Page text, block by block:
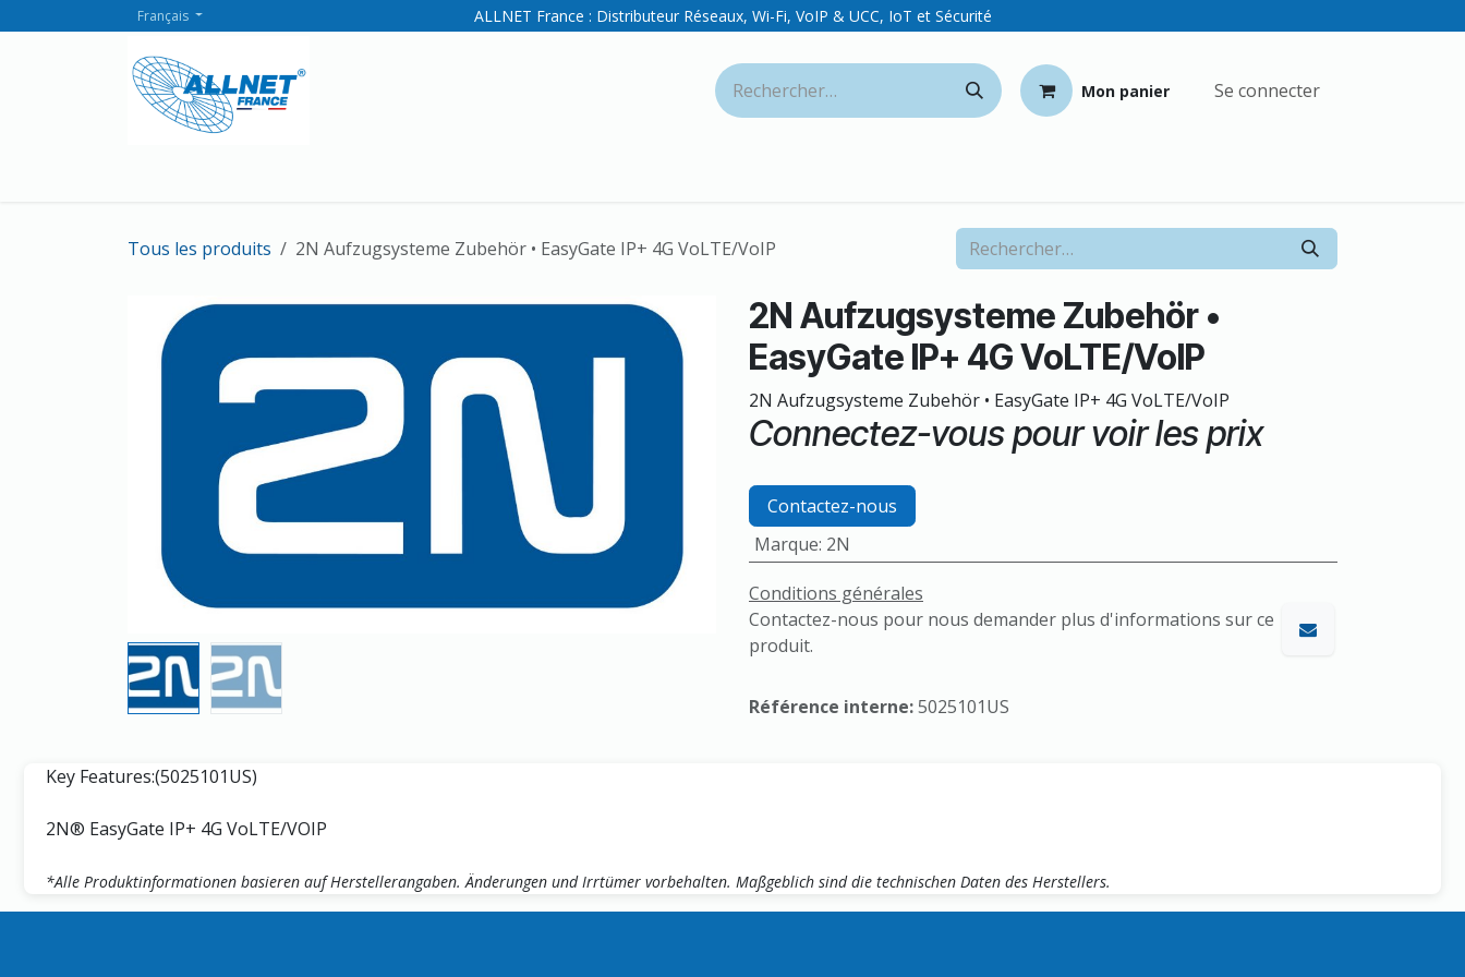
Se rendre au contenu
Français ALLNET France : Distributeur Réseaux, Wi-Fi, VoIP & UCC, IoT et Sécurité
Mon panier Se connecter
Tous les produits 2N Aufzugsysteme Zubehör • EasyGate IP+ 4G VoLTE/VoIP
2N Aufzugsysteme Zubehör •
EasyGate IP+ 4G VoLTE/VoIP
2N Aufzugsysteme Zubehör • EasyGate IP+ 4G VoLTE/VoIP
Connectez-vous pour voir les prix
Contactez-nous
Marque: 2N
Conditions générales
Contactez-nous pour nous demander plus d'informations sur ce
produit.
Référence interne:5025101US
Key Features:(5025101US)
2N® EasyGate IP+ 4G VoLTE/VOIP
*Alle Produktinformationen basieren auf Herstellerangaben. Änderungen und Irrtümer vorbehalten. Maßgeblich sind die technischen Daten des Herstellers.